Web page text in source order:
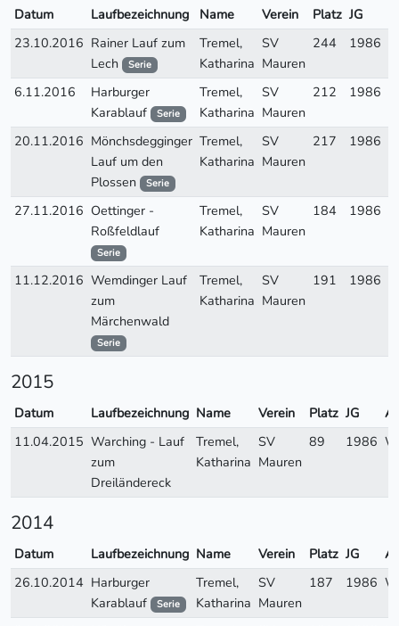
Datum Laufbezeichnung Name Verein Platz JG
23.10.2016 Rainer Lauf zum
Lech
Serie
Tremel,
Katharina
SV
Mauren
244 1986
6.11.2016
Harburger
Karablauf
Serie
Tremel,
Katharina
SV
Mauren
212 1986
20.11.2016 Mönchsdegginger
Lauf um den
Plossen
Serie
Tremel,
Katharina
SV
Mauren
217 1986
27.11.2016 Oettinger -
Roßfeldlauf
Serie
Tremel,
Katharina
SV
Mauren
184 1986
11.12.2016 Wemdinger Lauf
zum
Märchenwald
Serie
Tremel,
Katharina
SV
Mauren
191 1986
2015
Datum Laufbezeichnung Name Verein Platz JG
11.04.2015 Warching - Lauf
zum
Dreiländereck
Tremel,
Katharina
SV
Mauren
89 1986
2014
Datum Laufbezeichnung Name Verein Platz JG
26.10.2014 Harburger
Karablauf
Serie
Tremel,
Katharina
SV
Mauren
187 1986